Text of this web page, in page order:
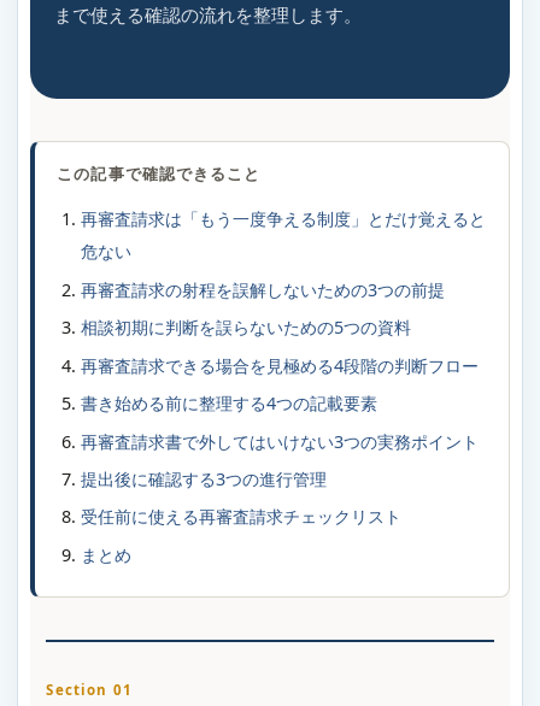
まで使える確認の流れを整理します。
この記事で確認できること
再審査請求は「もう一度争える制度」とだけ覚えると
危ない
再審査請求の射程を誤解しないための3つの前提
相談初期に判断を誤らないための5つの資料
再審査請求できる場合を見極める4段階の判断フロー
書き始める前に整理する4つの記載要素
再審査請求書で外してはいけない3つの実務ポイント
提出後に確認する3つの進行管理
受任前に使える再審査請求チェックリスト
まとめ
Section 01